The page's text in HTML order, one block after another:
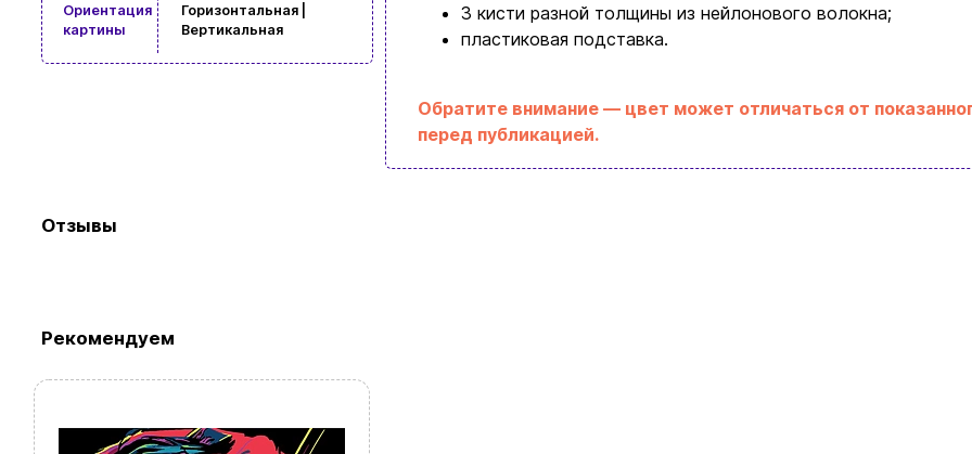
Ориентация
картины
Горизонтальная |
Вертикальная
3 кисти разной толщины из нейлонового волокна;
пластиковая подставка.
Обратите внимание — цвет может отличаться от
перед публикацией.
Отзывы
Рекомендуем
Доставка и оплата
Новости и статьи